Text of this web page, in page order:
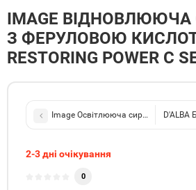
IMAGE
З ФЕРУЛОВОЮ
RESTORING POWER C
Image Освітлююча сироваткаD'ALBA
2-3 дні очікування
0